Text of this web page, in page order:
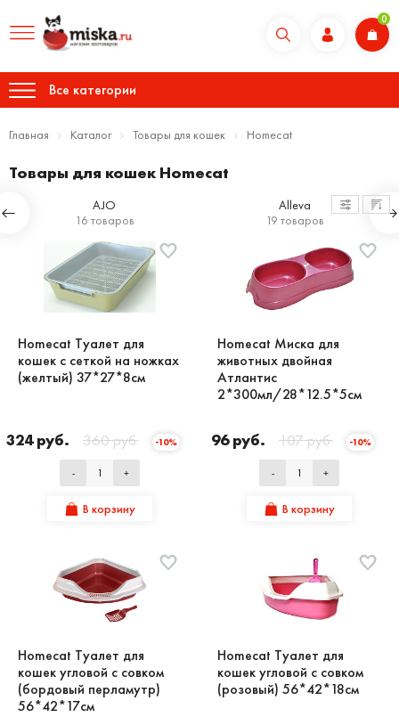
0
Все категории
Главная Каталог Товары для кошек Homecat
Товары для кошек Homecat
AJO
16 товаров
Alleva
19 товаров
Homecat Туалет для
кошек с сеткой на ножках
(желтый) 37*27*8см
324 руб. 360 руб. -10%
- +
В корзину
Homecat Миска для
животных двойная
Атлантис
2*300мл/28*12.5*5см
96 руб. 107 руб. -10%
- +
В корзину
Homecat Туалет для
кошек угловой с совком
(бордовый перламутр)
56*42*17см
Homecat Туалет для
кошек угловой с совком
(розовый) 56*42*18см